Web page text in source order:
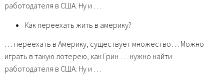
работодателя в США. Ну и …
Как переехать жить в америку?
… переехать в Америку, существует множество… Можно
играть в такую лотерею, как Грин … нужно найти
работодателя в США. Ну и …